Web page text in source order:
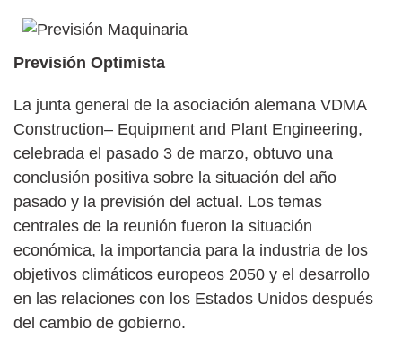
Previsión Optimista
La junta general de la asociación alemana VDMA
Construction– Equipment and Plant Engineering,
celebrada el pasado 3 de marzo, obtuvo una
conclusión positiva sobre la situación del año
pasado y la previsión del actual. Los temas
centrales de la reunión fueron la situación
económica, la importancia para la industria de los
objetivos climáticos europeos 2050 y el desarrollo
en las relaciones con los Estados Unidos después
del cambio de gobierno.